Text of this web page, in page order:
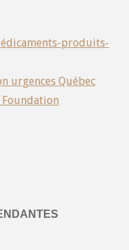
produits-
urgences Québec